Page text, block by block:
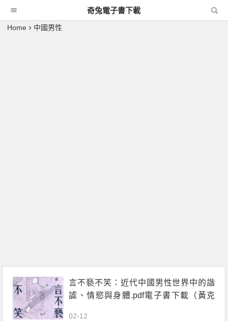
奇兔電子書下載
Home 中國男性
言不褻不笑：近代中國男性世界中的諧
謔、情慾與身體.pdf電子書下載（黃克
02-12